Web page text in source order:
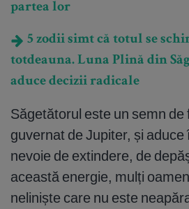
partea lor
5 zodii simt că totul se
totdeauna. Luna Plină din
aduce decizii radicale
Săgetătorul este un semn de
guvernat de Jupiter, și
nevoie de extindere, de
această energie, mulți
neliniște care nu este